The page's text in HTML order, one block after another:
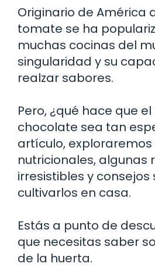
Originario de América
tomate se ha
muchas cocinas del
singularidad y su
realzar sabores.
Pero, ¿qué hace que
chocolate sea tan
artículo, exploraremos
nutricionales, algunas
irresistibles y
cultivarlos en casa.
Estás a punto de
que necesitas saber
de la huerta.